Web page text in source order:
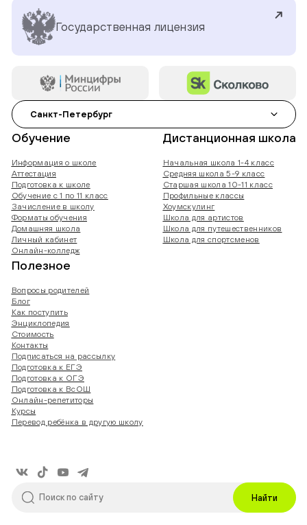
Государственная лицензия
Санкт-Петербург
Обучение
Информация о школе
Аттестация
Подготовка к школе
Обучение с 1 по 11 класс
Зачисление в школу
Форматы обучения
Домашняя школа
Личный кабинет
Онлайн-колледж
Дистанционная школа
Начальная школа 1-4 класс
Средняя школа 5-9 класс
Старшая школа 10-11 класс
Профильные классы
Хоумскулинг
Школа для артистов
Школа для путешественников
Школа для спортсменов
Полезное
Вопросы родителей
Блог
Как поступить
Энциклопедия
Стоимость
Контакты
Подписаться на рассылку
Подготовка к ЕГЭ
Подготовка к ОГЭ
Подготовка к ВсОШ
Онлайн-репетиторы
Курсы
Перевод ребёнка в другую школу
Найти